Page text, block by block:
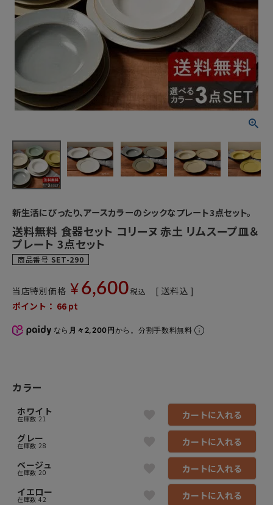
新生活にぴったり、アースカラーのシックなプレート3点セット。
送料無料 食器セット コリーヌ 赤土 リムスープ皿＆
プレート 3点セット
商品番号 SET-290
当店特別価格 ¥ 6,600 税込
送料込
ポイント： 66 pt
なら 月々2,200円から。分割手数料無料
カラー
ホワイト
在庫数 21
カートに入れる
グレー
在庫数 28
カートに入れる
ベージュ
在庫数 20
カートに入れる
イエロー
在庫数 42
カートに入れる